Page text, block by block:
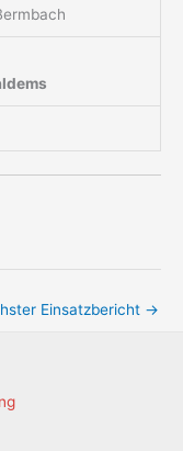
Einsatzbericht →